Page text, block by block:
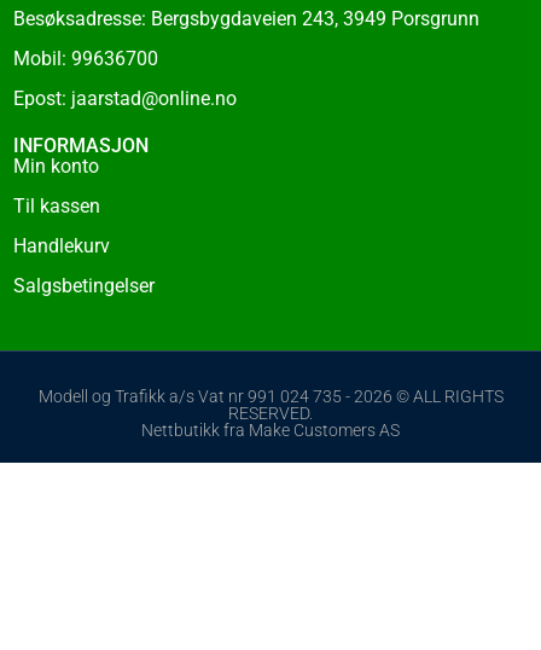
Besøksadresse: Bergsbygdaveien 243, 3949 Porsgrunn
Mobil: 99636700
Epost: jaarstad@online.no
INFORMASJON
Min konto
Til kassen
Handlekurv
Salgsbetingelser
Modell og Trafikk a/s Vat nr 991 024 735 - 2026 © ALL RIGHTS
RESERVED.
Nettbutikk fra Make Customers AS